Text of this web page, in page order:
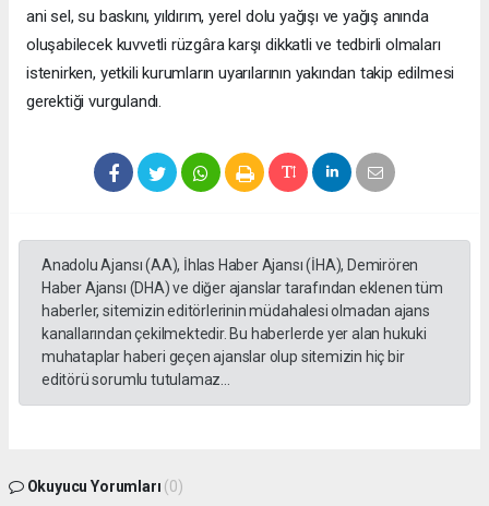
ani sel, su baskını, yıldırım, yerel dolu yağışı ve yağış anında
oluşabilecek kuvvetli rüzgâra karşı dikkatli ve tedbirli olmaları
istenirken, yetkili kurumların uyarılarının yakından takip edilmesi
gerektiği vurgulandı.
Anadolu Ajansı (AA), İhlas Haber Ajansı (İHA), Demirören
Haber Ajansı (DHA) ve diğer ajanslar tarafından eklenen tüm
haberler, sitemizin editörlerinin müdahalesi olmadan ajans
kanallarından çekilmektedir. Bu haberlerde yer alan hukuki
muhataplar haberi geçen ajanslar olup sitemizin hiç bir
editörü sorumlu tutulamaz...
Okuyucu Yorumları (0)